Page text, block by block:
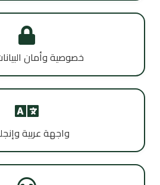
خصوصية وأمان
واجهة عربية